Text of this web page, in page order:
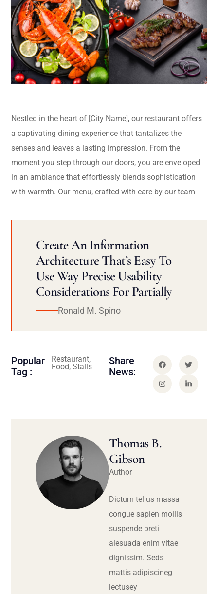
Nestled in the heart of [City Name], our restaurant offers
a captivating dining experience that tantalizes the
senses and leaves a lasting impression. From the
moment you step through our doors, you are enveloped
in an ambiance that effortlessly blends sophistication
with warmth. Our menu, crafted with care by our team
Create An Information
Architecture That’s Easy To
Use Way Precise Usability
Considerations For Partially
Ronald M. Spino
Popular
Tag :
Restaurant,
Food, Stalls
Share
News:
Thomas B.
Gibson
Author
Dictum tellus massa
congue sapien mollis
suspende preti
alesuada enim vitae
dignissim. Seds
mattis adipiscineg
lectusey